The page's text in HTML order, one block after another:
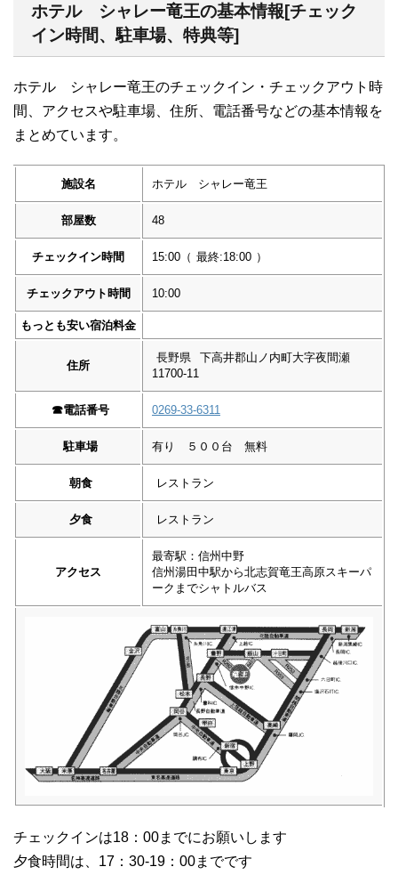
ホテル シャレー竜王の基本情報[チェック
イン時間、駐車場、特典等]
ホテル シャレー竜王のチェックイン・チェックアウト時
間、アクセスや駐車場、住所、電話番号などの基本情報を
まとめています。
施設名 ホテル シャレー竜王
部屋数 48
チェックイン時間 15:00 （ 最終:18:00 ）
チェックアウト時間 10:00
もっとも安い宿泊料金
住所
長野県
下高井郡山ノ内町大字夜間瀬
11700-11
☎︎電話番号 0269-33-6311
駐車場 有り ５００台 無料
朝食 レストラン
夕食 レストラン
アクセス
最寄駅：信州中野
信州湯田中駅から北志賀竜王高原スキーパ
ークまでシャトルバス
チェックインは18：00までにお願いします
夕食時間は、17：30-19：00までです